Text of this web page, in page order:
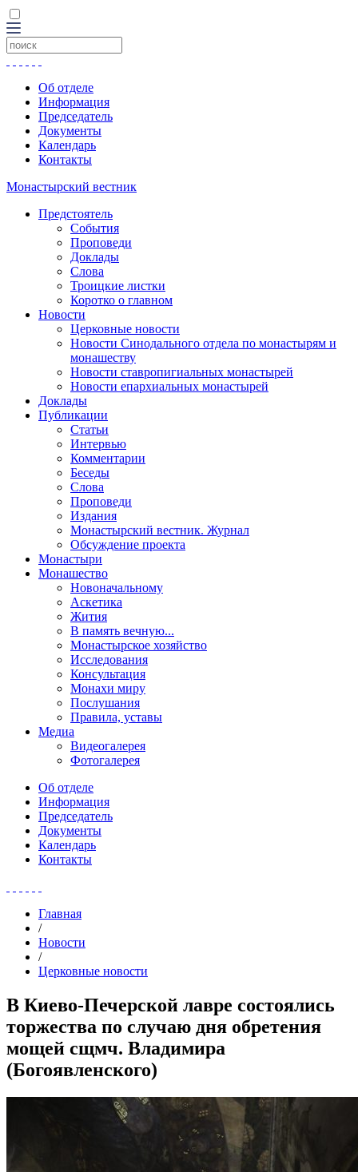
Об отделе
Информация
Председатель
Документы
Календарь
Контакты
Монастырский вестник
Предстоятель
События
Проповеди
Доклады
Слова
Троицкие листки
Коротко о главном
Новости
Церковные новости
Новости Синодального отдела по монастырям и
монашеству
Новости ставропигиальных монастырей
Новости епархиальных монастырей
Доклады
Публикации
Статьи
Интервью
Комментарии
Беседы
Слова
Проповеди
Издания
Монастырский вестник. Журнал
Обсуждение проекта
Монастыри
Монашество
Новоначальному
Аскетика
Жития
В память вечную...
Монастырское хозяйство
Исследования
Консультация
Монахи миру
Послушания
Правила, уставы
Медиа
Видеогалерея
Фотогалерея
Об отделе
Информация
Председатель
Документы
Календарь
Контакты
Главная
/
Новости
/
Церковные новости
В Киево-Печерской лавре состоялись
торжества по случаю дня обретения
мощей сщмч. Владимира
(Богоявленского)